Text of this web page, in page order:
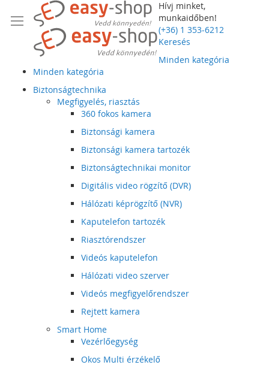
Hívj minket,
munkaidőben!
(+36) 1 353-6212
Keresés
Minden kategória
Minden kategória
Biztonságtechnika
Megfigyelés, riasztás
360 fokos kamera
Biztonsági kamera
Biztonsági kamera tartozék
Biztonságtechnikai monitor
Digitális video rögzítő (DVR)
Hálózati képrögzítő (NVR)
Kaputelefon tartozék
Riasztórendszer
Videós kaputelefon
Hálózati video szerver
Videós megfigyelőrendszer
Rejtett kamera
Smart Home
Vezérlőegység
Okos Multi érzékelő